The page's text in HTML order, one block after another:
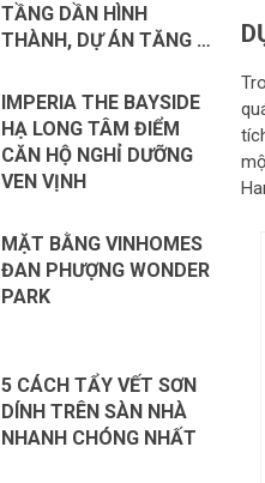
TẦNG DẦN HÌNH
THÀNH, DỰ ÁN TĂNG …
IMPERIA THE BAYSIDE
HẠ LONG TÂM ĐIỂM
CĂN HỘ NGHỈ DƯỠNG
VEN VỊNH
MẶT BẰNG VINHOMES
ĐAN PHƯỢNG WONDER
PARK
5 CÁCH TẨY VẾT SƠN
DÍNH TRÊN SÀN NHÀ
NHANH CHÓNG NHẤT